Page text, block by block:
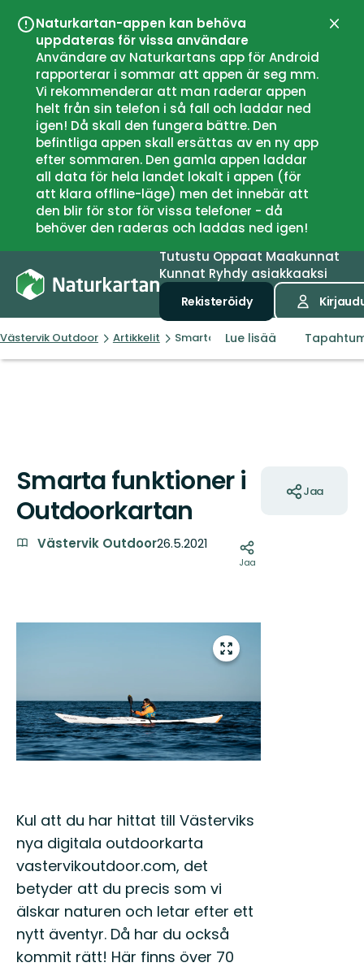
Naturkartan-appen kan behöva
uppdateras för vissa användare
Användare av Naturkartans app för Android
rapporterar i sommar att appen är seg mm.
Vi rekommenderar att man raderar appen
helt från sin telefon i så fall och laddar ned
igen! Då skall den fungera bättre. Den
befintliga appen skall ersättas av en ny app
efter sommaren. Den gamla appen laddar
all data för hela landet lokalt i appen (för
att klara offline-läge) men det innebär att
den blir för stor för vissa telefoner - då
behöver den raderas och laddas ned igen!
Sulje
TutustuOppaatMaakunnat
Kunnat Ryhdy asiakkaaksi
Rekisteröidy
Västervik Outdoor Artikkelit Smarta funktioner i Outdoorkartan
Lue lisää
Smarta funktioner i
Outdoorkartan
Västervik Outdoor26.5.2021
Jaa
Siirry
koko
alueelle
Kul att du har hittat till Västerviks
nya digitala outdoorkarta
vastervikoutdoor.com, det
betyder att du precis som vi
älskar naturen och letar efter ett
nytt äventyr. Då har du också
kommit rätt! Här finns över 70
Jaa